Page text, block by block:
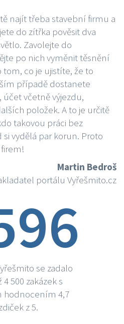
najít třeba stavební firmu a
do zítřka pověsit dva
Zavolejte do
po nich vyměnit těsnění
co je ujistíte, že to
případě dostanete
včetně výjezdu,
položek. A to je určitě
takovou práci bez
vydělá par korun. Proto
Martin Bedroš
portálu Vyřešmito.cz
se zadalo
4 500 zakázek s
hodnocením 4,7
z 5.